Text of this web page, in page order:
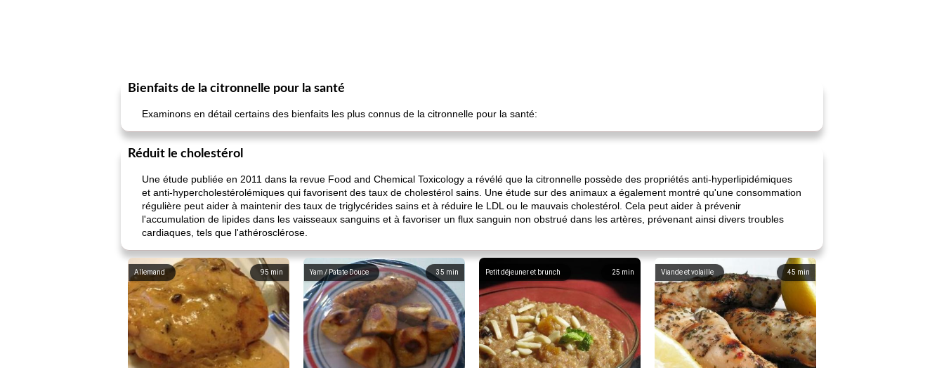
Bienfaits de la citronnelle pour la santé
Examinons en détail certains des bienfaits les plus connus de la citronnelle pour la santé:
Réduit le cholestérol
Une étude publiée en 2011 dans la revue Food and Chemical Toxicology a révélé que la citronnelle possède des propriétés anti-hyperlipidémiques
et anti-hypercholestérolémiques qui favorisent des taux de cholestérol sains. Une étude sur des animaux a également montré qu'une consommation
régulière peut aider à maintenir des taux de triglycérides sains et à réduire le LDL ou le mauvais cholestérol. Cela peut aider à prévenir
l'accumulation de lipides dans les vaisseaux sanguins et à favoriser un flux sanguin non obstrué dans les artères, prévenant ainsi divers troubles
cardiaques, tels que l'athérosclérose.
95min
Allemand 35 min
Yam / Patate Douce 25 min
Petit déjeuner et brunch 45 min
Viande et volaille